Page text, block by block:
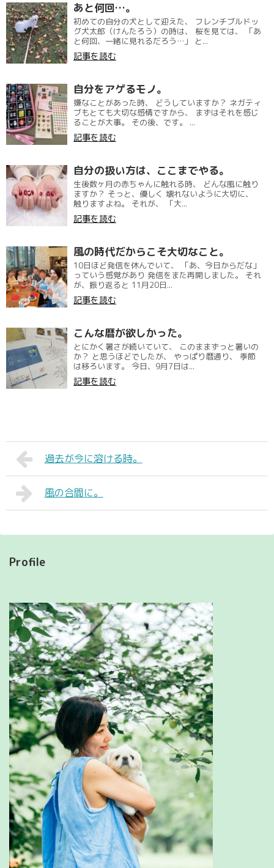
あと何回…。
初めての自分の犬として迎えた、 フレンチブルドッ
グ犬太郎（けんたろう）の時は、 桜を見ては、 「あ
と何回、一緒に見れるだろう…」 と...
記事を読む
自分をアゲるモノ。
嫌なことがあった時、 どうしていますか？ ネガティ
ブもとても大切な感情ですから、 まずはそれを感じ
ることが大事。 その後、です。 ...
記事を読む
自分の扱い方は、ここまでやる。
生後数ヶ月の赤ちゃんに触れる時、 どんな風に触り
ますか？ そっと、優しく 壊れないように大切に、
触りますよね。 それが、 「大...
記事を読む
風の時代だからこそ大切なこと。
10日ほど発信を休んでいて、 「あ、今日からだな」
っていう感覚があり 発信をまた再開しました。 それ
が、振り返ると 11月20日...
記事を読む
こんな暦が欲しかった。
とにかく暑さが続いていて、 このままずっと暑いの
か？ と思うほどでしたが、 やっぱり暦通り、 季節
は移ろいます。 今日、9月7日は...
記事を読む
過去が今に溶ける時。
風の合間に。
Profile